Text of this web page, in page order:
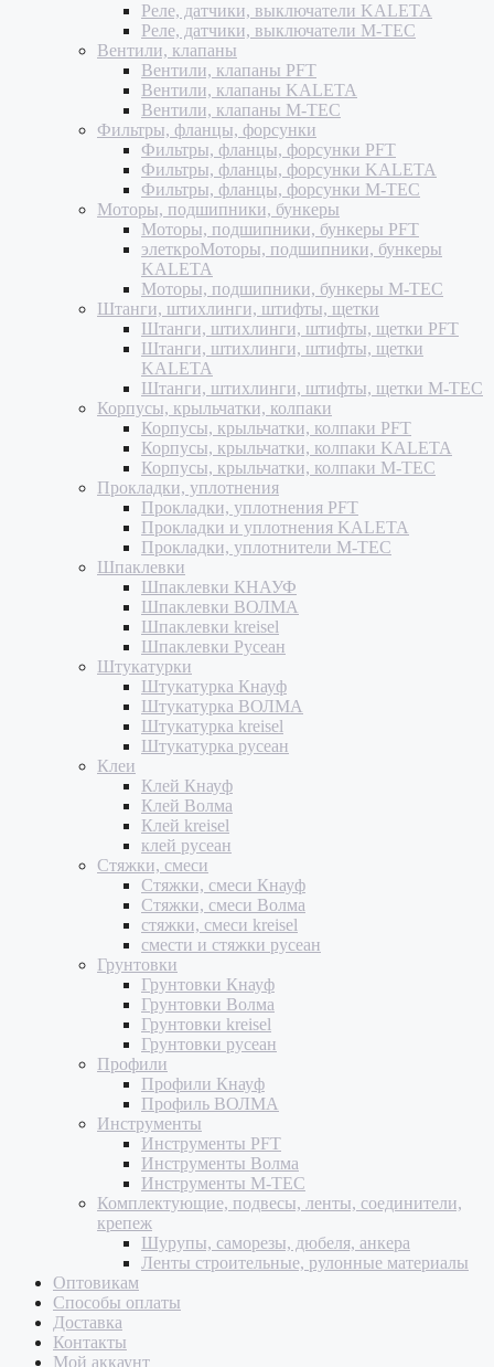
Реле, датчики, выключатели KALETA
Реле, датчики, выключатели M-TEC
Вентили, клапаны
Вентили, клапаны PFT
Вентили, клапаны KALETA
Вентили, клапаны M-TEC
Фильтры, фланцы, форсунки
Фильтры, фланцы, форсунки PFT
Фильтры, фланцы, форсунки KALETA
Фильтры, фланцы, форсунки M-TEC
Моторы, подшипники, бункеры
Моторы, подшипники, бункеры PFT
элеткроМоторы, подшипники, бункеры
KALETA
Моторы, подшипники, бункеры M-TEC
Штанги, штихлинги, штифты, щетки
Штанги, штихлинги, штифты, щетки PFT
Штанги, штихлинги, штифты, щетки
KALETA
Штанги, штихлинги, штифты, щетки M-TEC
Корпусы, крыльчатки, колпаки
Корпусы, крыльчатки, колпаки PFT
Корпусы, крыльчатки, колпаки KALETA
Корпусы, крыльчатки, колпаки M-TEC
Прокладки, уплотнения
Прокладки, уплотнения PFT
Прокладки и уплотнения KALETA
Прокладки, уплотнители M-TEC
Шпаклевки
Шпаклевки КНАУФ
Шпаклевки ВОЛМА
Шпаклевки kreisel
Шпаклевки Русеан
Штукатурки
Штукатурка Кнауф
Штукатурка ВОЛМА
Штукатурка kreisel
Штукатурка русеан
Клеи
Клей Кнауф
Клей Волма
Клей kreisel
клей русеан
Стяжки, смеси
Стяжки, смеси Кнауф
Стяжки, смеси Волма
стяжки, смеси kreisel
смести и стяжки русеан
Грунтовки
Грунтовки Кнауф
Грунтовки Волма
Грунтовки kreisel
Грунтовки русеан
Профили
Профили Кнауф
Профиль ВОЛМА
Инструменты
Инструменты PFT
Инструменты Волма
Инструменты M-TEC
Комплектующие, подвесы, ленты, соединители,
крепеж
Шурупы, саморезы, дюбеля, анкера
Ленты строительные, рулонные материалы
Оптовикам
Способы оплаты
Доставка
Контакты
Мой аккаунт